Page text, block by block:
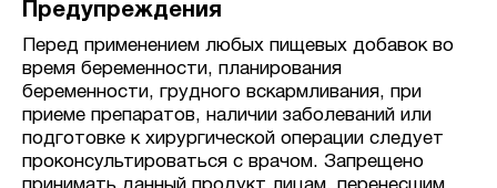
Предупреждения
Перед применением любых пищевых добавок во
время беременности, планирования
беременности, грудного вскармливания, при
приеме препаратов, наличии заболеваний или
подготовке к хирургической операции следует
проконсультироваться с врачом. Запрещено